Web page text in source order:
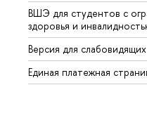
ВШЭ для студентов с
здоровья и
Версия для слабовидящих
Единая платежная